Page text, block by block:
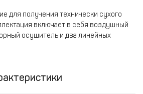
для получения технически сухого
включает в себя воздушный
осушитель и два линейных